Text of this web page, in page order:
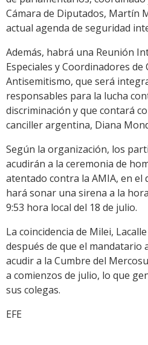
Cámara de Diputados, Martín
actual agenda de seguridad
Además, habrá una Reunión
Especiales y Coordinadores de
Antisemitismo, que será
responsables para la lucha
discriminación y que contará
canciller argentina, Diana
Según la organización, los
acudirán a la ceremonia de
atentado contra la AMIA, en el
hará sonar una sirena a la
9:53 hora local del 18 de julio.
La coincidencia de Milei,
después de que el mandatario
acudir a la Cumbre del
a comienzos de julio, lo que
sus colegas.
EFE